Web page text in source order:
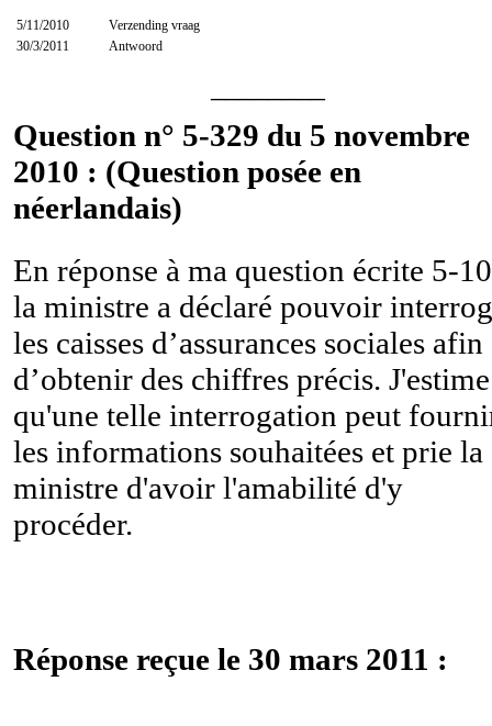
5/11/2010
Verzending vraag
30/3/2011
Antwoord
Question n° 5-329 du 5 novembre
2010 : (Question posée en
néerlandais)
En réponse à ma question écrite 5-
la ministre a déclaré pouvoir
les caisses d’assurances sociales afin
d’obtenir des chiffres précis. J'estime
qu'une telle interrogation peut
les informations souhaitées et prie la
ministre d'avoir l'amabilité d'y
procéder.
Réponse reçue le 30 mars 2011 :